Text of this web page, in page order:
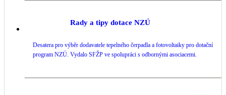
Rady a tipy dotace NZÚ
Desatera pro výběr dodavatele tepelného čerpadla a fotovoltaiky pro dotační
program NZÚ. Vydalo SFŽP ve spolupráci s odbornými asociacemi.